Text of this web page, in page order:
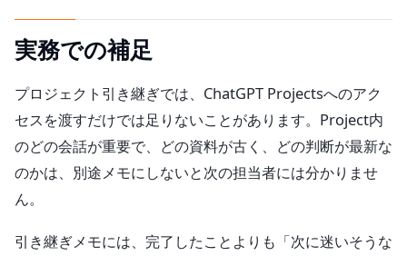
実務での補足
プロジェクト引き継ぎでは、ChatGPT Projectsへのアク
セスを渡すだけでは足りないことがあります。Project内
のどの会話が重要で、どの資料が古く、どの判断が最新な
のかは、別途メモにしないと次の担当者には分かりませ
ん。
引き継ぎメモには、完了したことよりも「次に迷いそうな